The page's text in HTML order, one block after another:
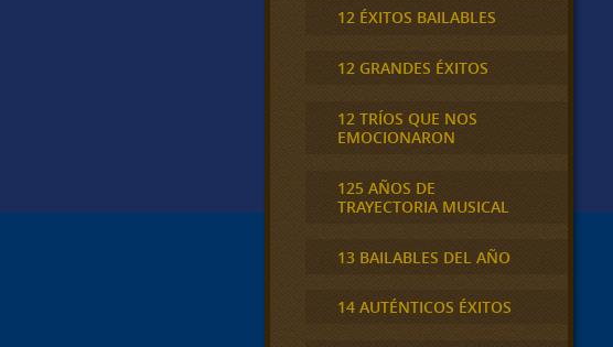
12 ÉXITOS BAILABLES
12 GRANDES ÉXITOS
12 TRÍOS QUE NOS
EMOCIONARON
125 AÑOS DE
TRAYECTORIA MUSICAL
13 BAILABLES DEL AÑO
14 AUTÉNTICOS ÉXITOS